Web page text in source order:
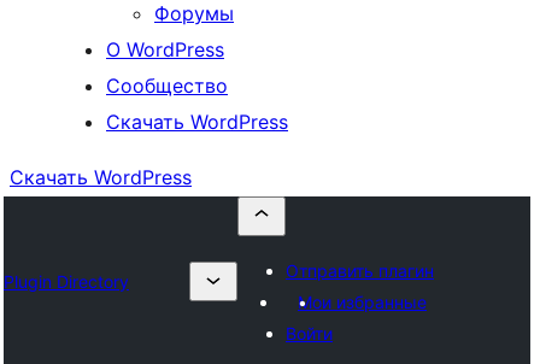
Форумы
О WordPress
Сообщество
Скачать WordPress
Скачать WordPress
Plugin Directory
Отправить плагин
Мои избранные
Войти